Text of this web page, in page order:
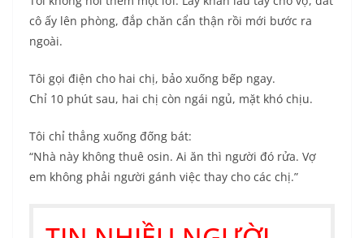
cô ấy lên phòng, đắp chăn cẩn thận rồi mới bước ra
ngoài.
Tôi gọi điện cho hai chị, bảo xuống bếp ngay.
Chỉ 10 phút sau, hai chị còn ngái ngủ, mặt khó chịu.
Tôi chỉ thẳng xuống đống bát:
“Nhà này không thuê osin. Ai ăn thì người đó rửa. Vợ
em không phải người gánh việc thay cho các chị.”